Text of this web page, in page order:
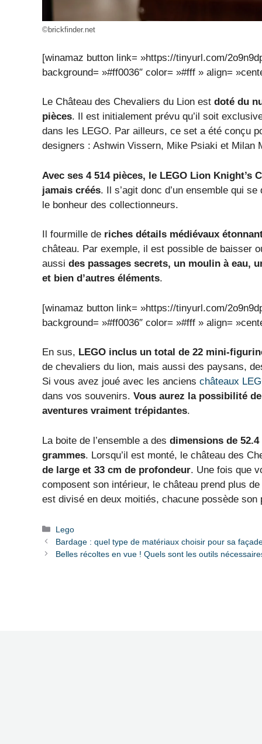
©brickfinder.net
[winamaz button link= »https://tinyurl.com/
background= »#ff0036″ color= »#fff » align=
Le Château des Chevaliers du Lion est doté du
pièces. Il est initialement prévu qu’il soit
dans les LEGO. Par ailleurs, ce set a été conçu
designers : Ashwin Vissern, Mike Psiaki et Milan
Avec ses 4 514 pièces, le LEGO Lion Knight’s
jamais créés. Il s’agit donc d’un ensemble qui
le bonheur des collectionneurs.
Il fourmille de riches détails médiévaux
château. Par exemple, il est possible de baisser
aussi des passages secrets, un moulin à eau,
et bien d’autres éléments.
[winamaz button link= »https://tinyurl.com/
background= »#ff0036″ color= »#fff » align=
En sus, LEGO inclus un total de 22 mini-
de chevaliers du lion, mais aussi des paysans,
Si vous avez joué avec les anciens châteaux
dans vos souvenirs. Vous aurez la possibilité
aventures vraiment trépidantes.
La boite de l’ensemble a des dimensions de
grammes. Lorsqu’il est monté, le château des
de large et 33 cm de profondeur. Une fois que
composent son intérieur, le château prend plus
est divisé en deux moitiés, chacune possède son
Catégories
Lego
Bardage : quel type de matériaux choisir pour sa
Belles récoltes en vue ! Quels sont les outils